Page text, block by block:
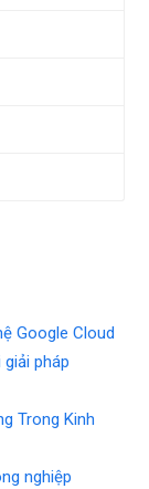
Google Cloud
pháp
Trong Kinh
nghiệp